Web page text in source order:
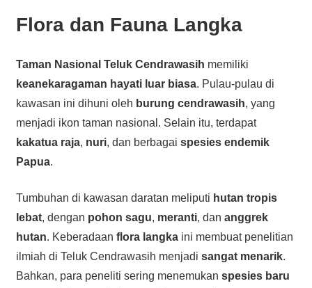
Flora dan Fauna Langka
Taman Nasional Teluk Cendrawasih memiliki
keanekaragaman hayati luar biasa. Pulau-pulau di
kawasan ini dihuni oleh burung cendrawasih, yang
menjadi ikon taman nasional. Selain itu, terdapat
kakatua raja, nuri, dan berbagai spesies endemik
Papua.
Tumbuhan di kawasan daratan meliputi hutan tropis
lebat, dengan pohon sagu, meranti, dan anggrek
hutan. Keberadaan flora langkaini membuat penelitian
ilmiah di Teluk Cendrawasih menjadi sangat menarik.
Bahkan, para peneliti sering menemukan spesies baru